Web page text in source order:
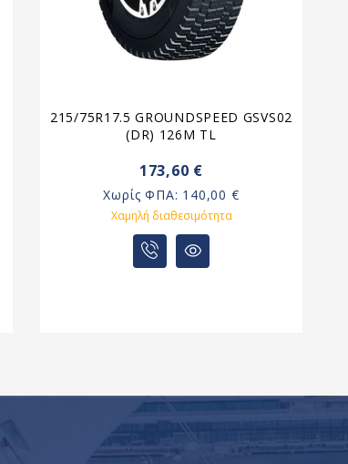
215/75R17.5 GROUNDSPEED GSVS02
(DR) 126M TL
173,60 €
Χωρίς ΦΠΑ: 140,00 €
Χαμηλή διαθεσιμότητα